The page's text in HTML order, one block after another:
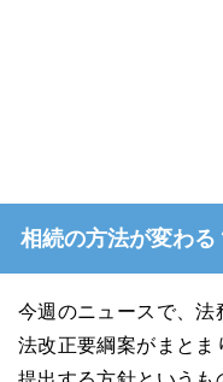
相続の方法が変わる
今週のニュースで、法
法改正要綱案がまとま